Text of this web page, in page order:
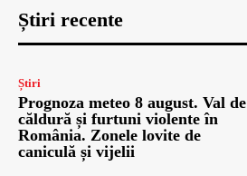
Știri recente
Știri
Prognoza meteo 8 august. Val de
căldură și furtuni violente în
România. Zonele lovite de
caniculă și vijelii